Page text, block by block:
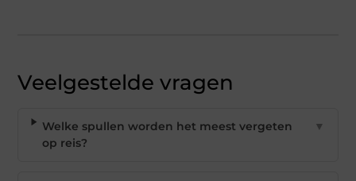
Veelgestelde vragen
Welke spullen worden het meest vergeten
op reis?
▼